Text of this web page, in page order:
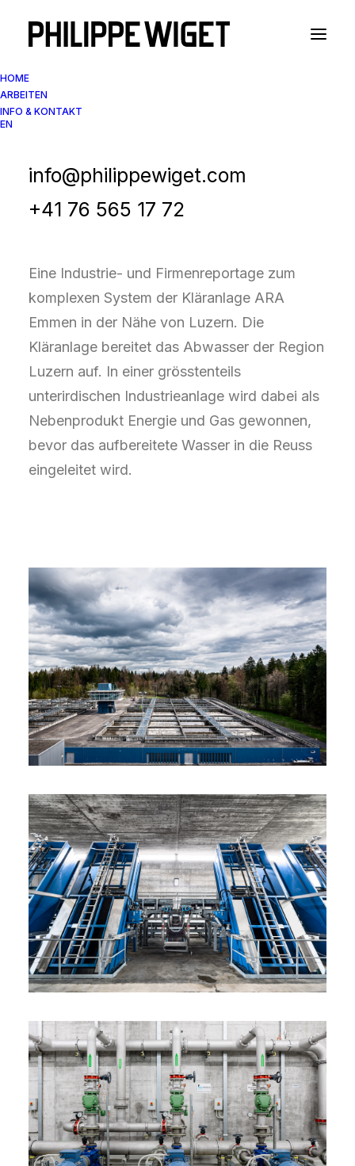
HOME
ARBEITEN
INFO & KONTAKT
EN
info@philippewiget.com
+41 76 565 17 72
Wasseraufbereitung ARA
Luzern
Eine Industrie- und Firmenreportage zum
komplexen System der Kläranlage ARA
Emmen in der Nähe von Luzern. Die
Kläranlage bereitet das Abwasser der Region
Luzern auf. In einer grösstenteils
unterirdischen Industrieanlage wird dabei als
Nebenprodukt Energie und Gas gewonnen,
bevor das aufbereitete Wasser in die Reuss
eingeleitet wird.